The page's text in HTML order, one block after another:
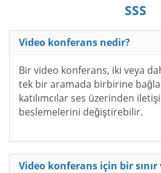
SSS
Video konferans nedir?
Bir video konferans, iki veya
tek bir aramada birbirine
katılımcılar ses üzerinden
beslemelerini değiştirebilir.
Video konferans için bir sınır